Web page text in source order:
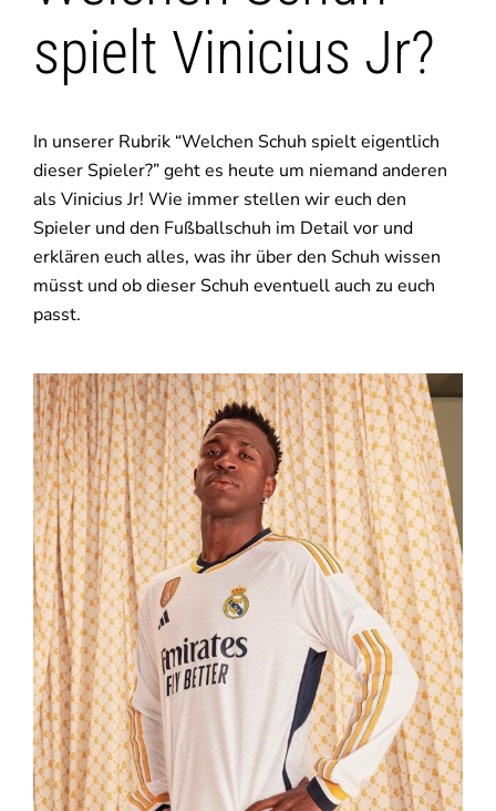
spielt Vinicius Jr?
In unserer Rubrik “Welchen Schuh spielt eigentlich
dieser Spieler?” geht es heute um niemand anderen
als Vinicius Jr! Wie immer stellen wir euch den
Spieler und den Fußballschuh im Detail vor und
erklären euch alles, was ihr über den Schuh wissen
müsst und ob dieser Schuh eventuell auch zu euch
passt.